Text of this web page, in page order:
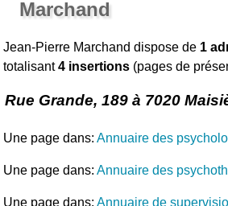
Marchand
Jean-Pierre Marchand dispose de 1
totalisant4 insertions (pages de
Rue Grande, 189 à 7020
Une page dans:Annuaire des
Une page dans:Annuaire des
Une page dans:Annuaire de